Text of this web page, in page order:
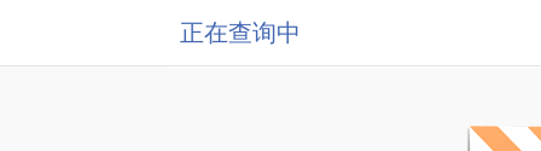
正在查询中